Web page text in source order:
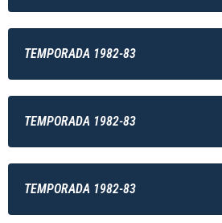
TEMPORADA 1982-83
TEMPORADA 1982-83
TEMPORADA 1982-83